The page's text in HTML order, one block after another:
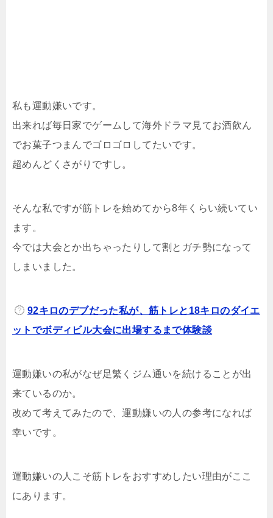
私も運動嫌いです。
出来れば毎日家でゲームして海外ドラマ見てお酒飲ん
でお菓子つまんでゴロゴロしてたいです。
超めんどくさがりですし。
そんな私ですが筋トレを始めてから8年くらい続いてい
ます。
今では大会とか出ちゃったりして割とガチ勢になって
しまいました。
92キロのデブだった私が、筋トレと18キロのダイエ
ットでボディビル大会に出場するまで体験談
運動嫌いの私がなぜ足繁くジム通いを続けることが出
来ているのか。
改めて考えてみたので、運動嫌いの人の参考になれば
幸いです。
運動嫌いの人こそ筋トレをおすすめしたい理由がここ
にあります。